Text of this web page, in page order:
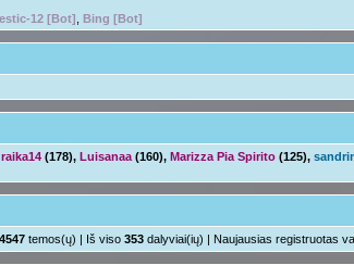
12 [Bot] Bing [Bot]
(178), Luisanaa (160), Marizza Pia Spirito (125),
temos(ų) | Iš viso 353 dalyviai(ių) | Naujausias registruotas